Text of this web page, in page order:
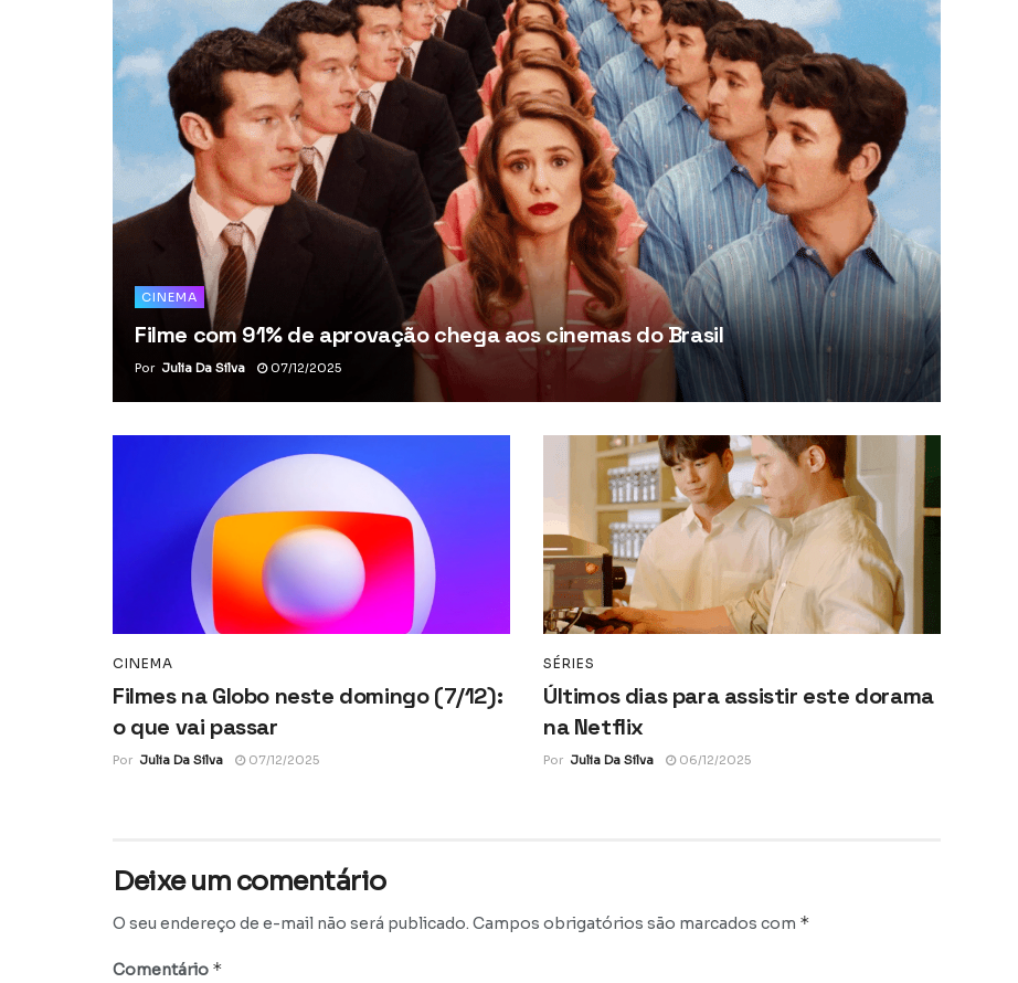
CINEMA
Filme com 91% de aprovação chega aos cinemas do Brasil
Por Julia Da Silva 07/12/2025
CINEMA
Filmes na Globo neste domingo (7/12):
o que vai passar
Por Julia Da Silva 07/12/2025
SÉRIES
Últimos dias para assistir este dorama
na Netflix
Por Julia Da Silva 06/12/2025
Deixe um comentário
O seu endereço de e-mail não será publicado. Campos obrigatórios são marcados com *
Comentário *